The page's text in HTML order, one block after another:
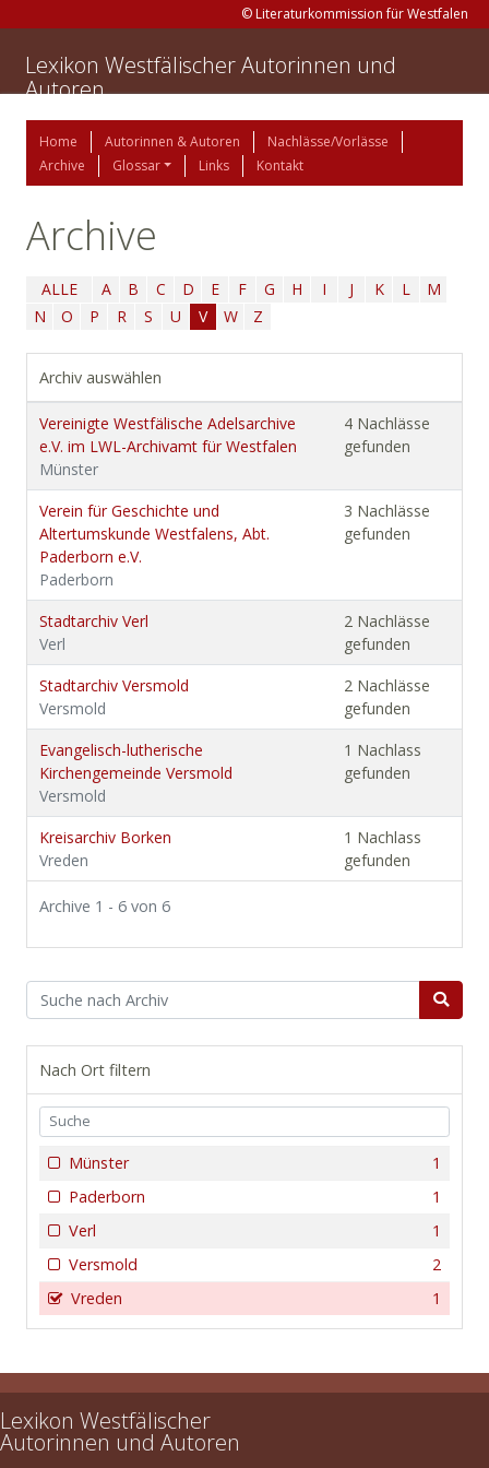
© Literaturkommission für Westfalen
Lexikon Westfälischer Autorinnen und
Autoren
Home Autorinnen & Autoren
Nachlässe/Vorlässe
Archive
Glossar Links Kontakt
Archive
ALLE A B C D E F G H I J K L
M
N
O P R S U V W Z
Archiv auswählen
Vereinigte Westfälische Adelsarchive
e.V. im LWL-Archivamt für Westfalen
Münster
4 Nachlässe
gefunden
Verein für Geschichte und
Altertumskunde Westfalens, Abt.
Paderborn e.V.
Paderborn
3 Nachlässe
gefunden
Stadtarchiv Verl
Verl
2 Nachlässe
gefunden
Stadtarchiv Versmold
Versmold
2 Nachlässe
gefunden
Evangelisch-lutherische
Kirchengemeinde Versmold
Versmold
1 Nachlass
gefunden
Kreisarchiv Borken
Vreden
1 Nachlass
gefunden
Archive 1 - 6 von 6
Nach Ort filtern
1
Münster
1
Paderborn
1
Verl
2
Versmold
1
Vreden
Lexikon Westfälischer
Autorinnen und Autoren